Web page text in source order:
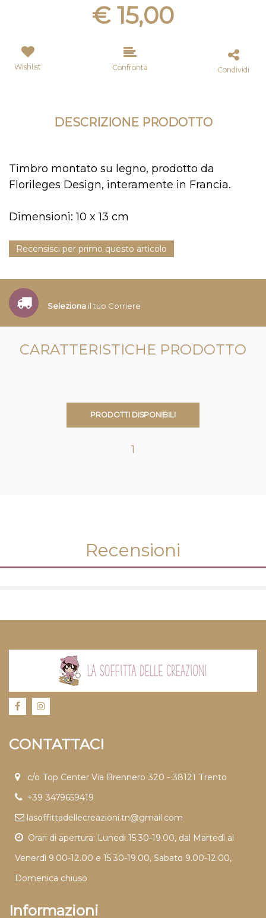
€ 15,00
Wishlist Confronta Condividi
DESCRIZIONE PRODOTTO
Timbro montato su legno, prodotto da
Florileges Design, interamente in Francia.
Dimensioni: 10 x 13 cm
Recensisci per primo questo articolo
Seleziona il tuo Corriere
CARATTERISTICHE PRODOTTO
PRODOTTI DISPONIBILI
1
Recensioni
CONTATTACI
c/o Top Center Via Brennero 320 - 38121 Trento
+39 3479659419
lasoffittadellecreazioni.tn@gmail.com
Orari di apertura: Lunedi 15.30-19.00, dal Martedì al
Venerdì 9.00-12.00 e 15.30-19.00, Sabato 9.00-12.00,
Domenica chiuso
Informazioni